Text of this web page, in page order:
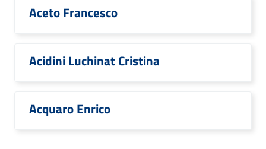
Aceto Francesco
Acidini Luchinat Cristina
Acquaro Enrico